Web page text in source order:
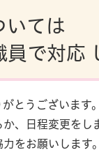
いては
で対応
とうございます
、日程変更をし
をお願いします。